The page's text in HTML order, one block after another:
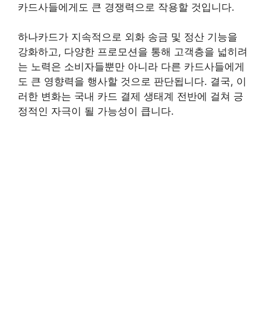
카드사들에게도 큰 경쟁력으로 작용할 것입니다.
하나카드가 지속적으로 외화 송금 및 정산 기능을
강화하고, 다양한 프로모션을 통해 고객층을 넓히려
는 노력은 소비자들뿐만 아니라 다른 카드사들에게
도 큰 영향력을 행사할 것으로 판단됩니다. 결국, 이
러한 변화는 국내 카드 결제 생태계 전반에 걸쳐 긍
정적인 자극이 될 가능성이 큽니다.